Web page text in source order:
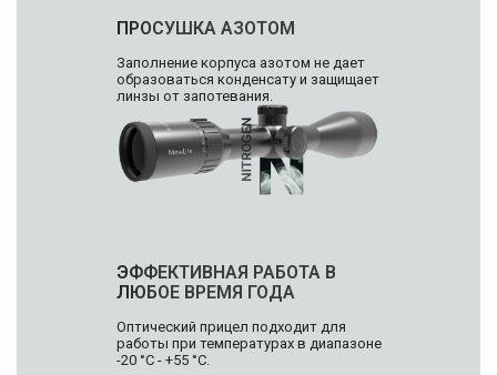
ПРОСУШКА АЗОТОМ
Заполнение корпуса азотом не дает
образоваться конденсату и защищает
линзы от запотевания.
ЭФФЕКТИВНАЯ РАБОТА В
ЛЮБОЕ ВРЕМЯ ГОДА
Оптический прицел подходит для
работы при температурах в диапазоне
-20 °С - +55 °С.